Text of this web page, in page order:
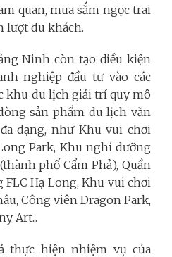
quan, mua sắm ngọc trai
lượt du khách.
Ninh còn tạo điều kiện
nghiệp đầu tư vào các
khu du lịch giải trí quy mô
sản phẩm du lịch văn
dạng, như Khu vui chơi
Park, Khu nghỉ dưỡng
phố Cẩm Phả), Quần
Hạ Long, Khu vui chơi
Công viên Dragon Park,
Art...
thực hiện nhiệm vụ của